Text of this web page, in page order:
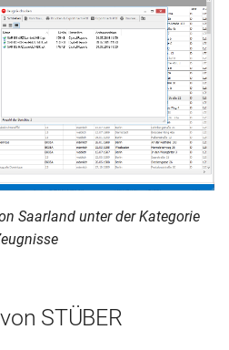
Vorgänge
Mahnwesen
Effizient mit Listen/
arbeiten
Etiketten
Berichte und Vorlagen
Saarland unter der Kategorie
STÜBER